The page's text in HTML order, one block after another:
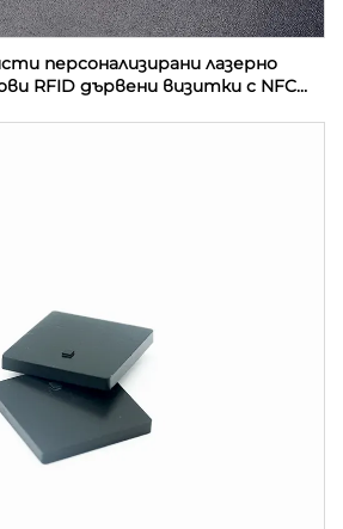
персонализирани лазерно
RFID дървени визитки с NFC